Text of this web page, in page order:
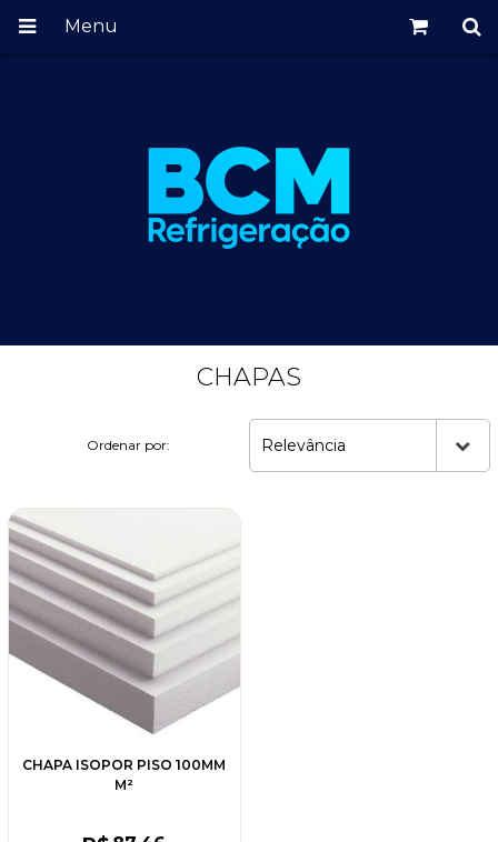
Menu
CHAPAS
Ordenar por: Relevância
CHAPA ISOPOR PISO 100MM
M²